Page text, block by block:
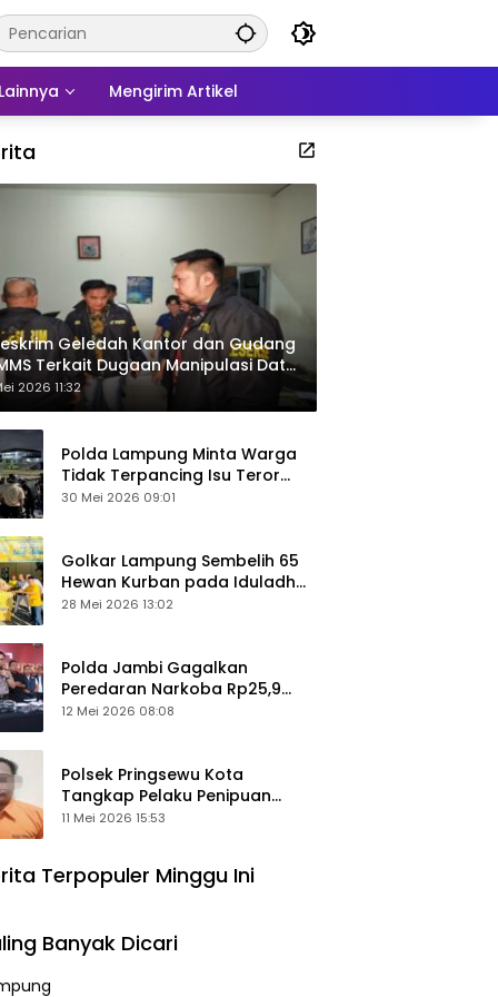
Lainnya Mengirim Artikel
Geledah Kantor dan Gudang
Terkait Dugaan Manipulasi Data
Sawit
2026 11:32
Polda Lampung Minta Warga
Tidak Terpancing Isu Teror
Pocong Palsu, Patroli
30 Mei 2026 09:01
Golkar Lampung Sembelih 65
Hewan Kurban pada Iduladha
1447 Hijriah
28 Mei 2026 13:02
Polda Jambi Gagalkan
Peredaran Narkoba Rp25,9
Miliar, Empat Tersangka
12 Mei 2026 08:08
Polsek Pringsewu Kota
Tangkap Pelaku Penipuan
Mobil, Sempat Kabur ke Jambi
11 Mei 2026 15:53
Terpopuler Minggu Ini
Banyak Dicari